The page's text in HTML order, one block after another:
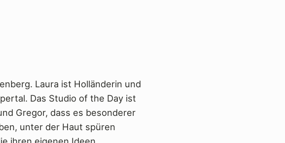
Laura ist Holländerin und
Das Studio of the Day ist
Gregor, dass es besonderer
unter der Haut spüren